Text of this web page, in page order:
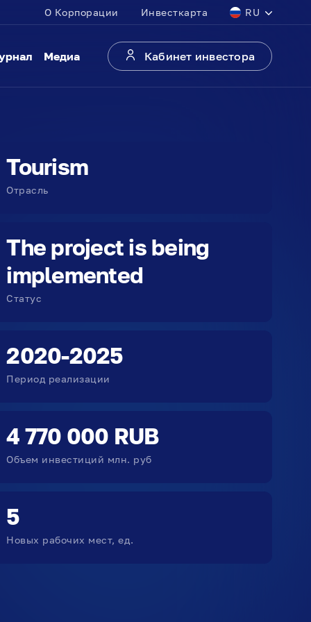
О Корпорации Инвесткарта RU
Медиа Кабинет инвестора
Tourism
Отрасль
The project is being
implemented
Статус
2020-2025
Период реализации
4 770 000 RUB
Объем инвестиций млн. руб
5
Новых рабочих мест, ед.